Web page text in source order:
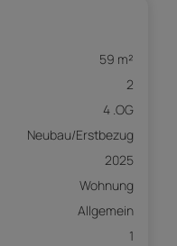
59 m²
2
4 .OG
Neubau/Erstbezug
2025
Wohnung
Allgemein
1